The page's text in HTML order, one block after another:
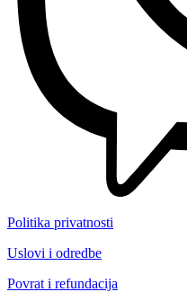
Politika privatnosti
Uslovi i odredbe
Povrat i refundacija